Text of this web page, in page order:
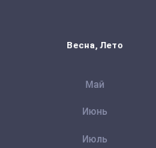
Весна, Лето
Май
Июнь
Июль